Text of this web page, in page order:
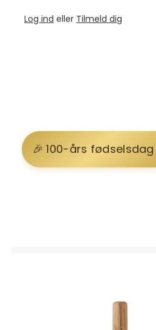
Log ind eller Tilmeld dig
100-års fødselsdag